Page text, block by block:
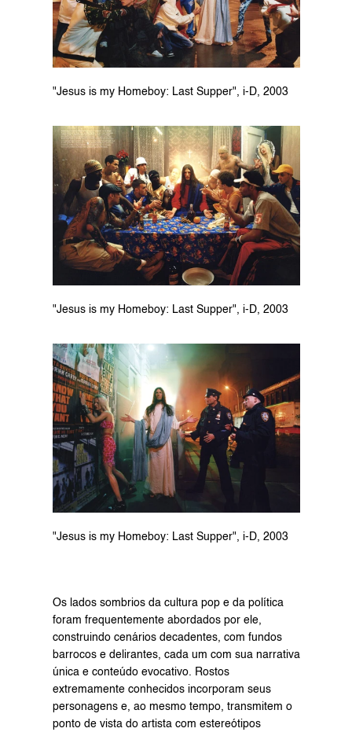
"Jesus is my Homeboy: Last Supper", i-D, 2003
"Jesus is my Homeboy: Last Supper", i-D, 2003
"Jesus is my Homeboy: Last Supper", i-D, 2003
Os lados sombrios da cultura pop e da política
foram frequentemente abordados por ele,
construindo cenários decadentes, com fundos
barrocos e delirantes, cada um com sua narrativa
única e conteúdo evocativo. Rostos
extremamente conhecidos incorporam seus
personagens e, ao mesmo tempo, transmitem o
ponto de vista do artista com estereótipos